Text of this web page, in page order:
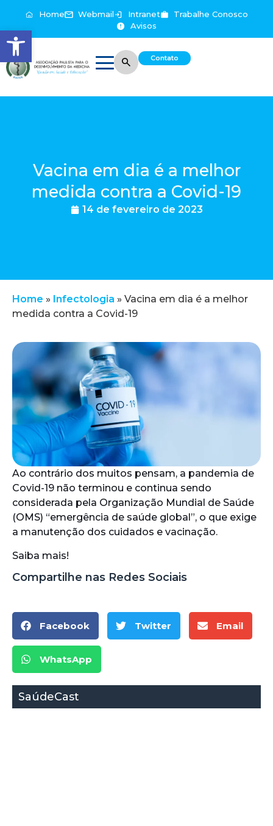
Abrir a barra de ferramentas
Home Webmail Intranet
Trabalhe Conosco
Avisos
Contato
Vacina em dia é a melhor
medida contra a Covid-19
14 de fevereiro de 2023
Home » Infectologia » Vacina em dia é a melhor
medida contra a Covid-19
Ao contrário dos muitos pensam, a pandemia de
Covid-19 não terminou e continua sendo
considerada pela Organização Mundial de Saúde
(OMS) “emergência de saúde global”, o que exige
a manutenção dos cuidados e vacinação.
Saiba mais!
Compartilhe nas Redes Sociais
Facebook Twitter Email
WhatsApp
SaúdeCast